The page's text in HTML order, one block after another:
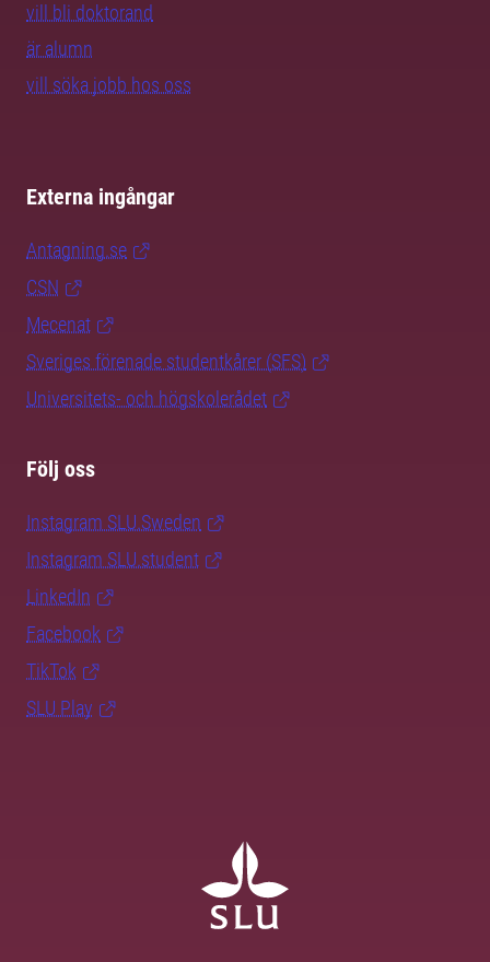
vill bli doktorand
är alumn
vill söka jobb hos oss
Externa ingångar
Antagning.se
CSN
Mecenat
Sveriges förenade studentkårer (SFS)
Universitets- och högskolerådet
Följ oss
Instagram SLU.Sweden
Instagram SLU.student
LinkedIn
Facebook
TikTok
SLU Play